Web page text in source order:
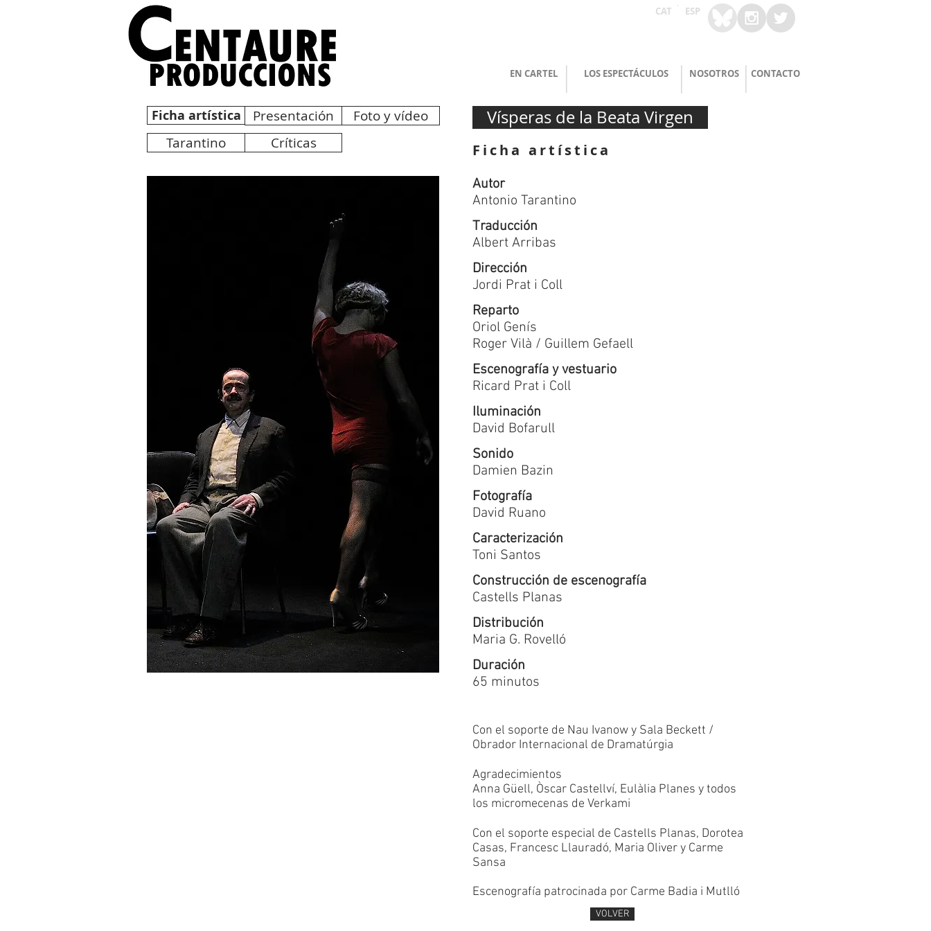
CAT ESP
CONTACTO
NOSOTROS
LOS ESPECTÁCULOS
EN CARTEL
Ficha artística
Tarantino
Presentación
Foto y vídeo
Críticas
Vísperas de la Beata Virgen
Ficha artística
Autor
Antonio Tarantino
Traducción
Albert Arribas
Dirección
Jordi Prat i Coll
Reparto
Oriol Genís
Roger Vilà / Guillem Gefaell
Escenografía y vestuario
Ricard Prat i Coll
Iluminación
David Bofarull
Sonido
Damien Bazin
Fotografía
David Ruano
Caracterización
Toni Santos
Construcción de escenografía
Castells Planas
Distribución
Maria G. Rovelló
Duración
65 minutos
Con el soporte de Nau Ivanow y Sala Beckett /
Obrador Internacional de Dramatúrgia
Agradecimientos
Anna Güell, Òscar Castellví, Eulàlia Planes y todos
los micromecenas de Verkami
Con el soporte especial de Castells Planas, Dorotea
Casas, Francesc Llauradó, Maria Oliver y Carme
Sansa
Escenografía patrocinada por Carme Badia i Mutlló
VOLVER